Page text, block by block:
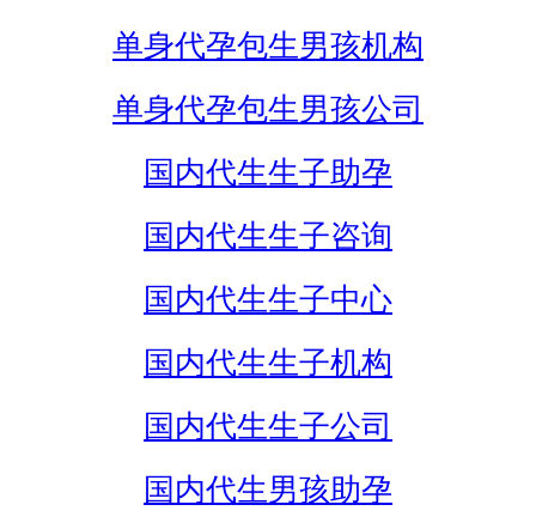
单身代孕包生男孩机构
单身代孕包生男孩公司
国内代生生子助孕
国内代生生子咨询
国内代生生子中心
国内代生生子机构
国内代生生子公司
国内代生男孩助孕